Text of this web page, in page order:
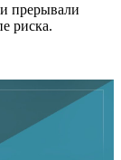
прерывали
риска.